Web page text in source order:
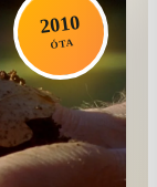
2010
ÓTA